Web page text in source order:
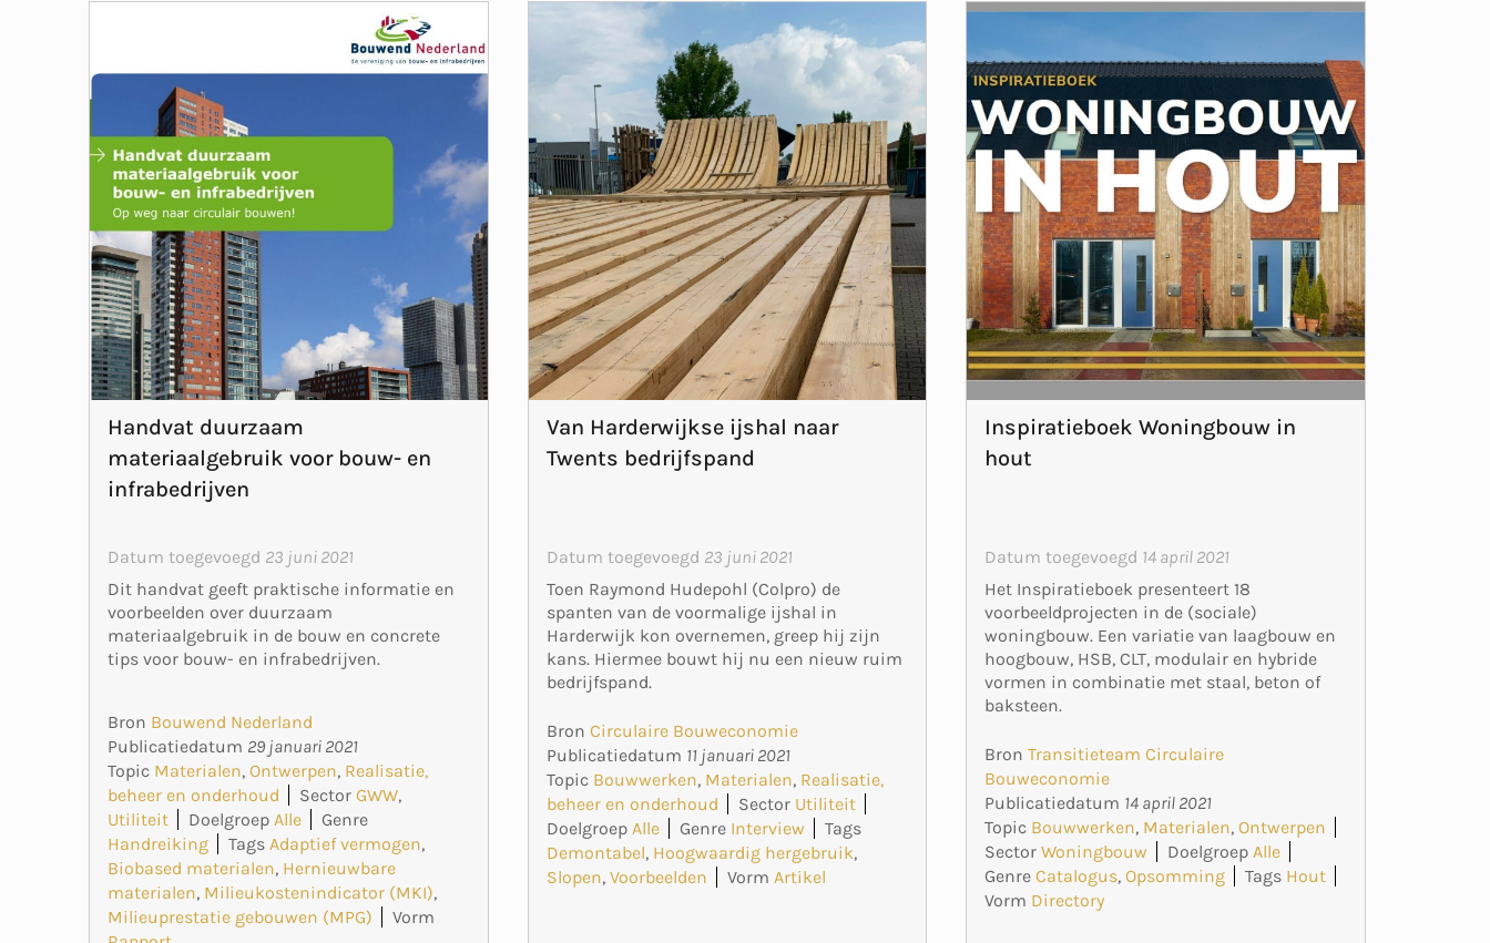
Handvat duurzaam
materiaalgebruik voor bouw- en
infrabedrijven
Datum toegevoegd 23 juni 2021
Dit handvat geeft praktische informatie en
voorbeelden over duurzaam
materiaalgebruik in de bouw en concrete
tips voor bouw- en infrabedrijven.
Bron Bouwend Nederland
Publicatiedatum 29 januari 2021
Topic Materialen, Ontwerpen, Realisatie,
beheer en onderhoud
Sector GWW,
Utiliteit
Doelgroep Alle
Genre
Handreiking
Tags Adaptief vermogen,
Biobased materialen, Hernieuwbare
materialen, Milieukostenindicator (MKI),
Milieuprestatie gebouwen (MPG)
Vorm
Van Harderwijkse ijshal naar
Twents bedrijfspand
Datum toegevoegd 23 juni 2021
Toen Raymond Hudepohl (Colpro) de
spanten van de voormalige ijshal in
Harderwijk kon overnemen, greep hij zijn
kans. Hiermee bouwt hij nu een nieuw ruim
bedrijfspand.
Bron Circulaire Bouweconomie
Publicatiedatum 11 januari 2021
Topic Bouwwerken, Materialen, Realisatie,
beheer en onderhoud
Sector Utiliteit
Doelgroep Alle Genre Interview
Tags
Demontabel, Hoogwaardig hergebruik,
Slopen, Voorbeelden Vorm Artikel
Inspiratieboek Woningbouw in
hout
Datum toegevoegd 14 april 2021
Het Inspiratieboek presenteert 18
voorbeeldprojecten in de (sociale)
woningbouw. Een variatie van laagbouw en
hoogbouw, HSB, CLT, modulair en hybride
vormen in combinatie met staal, beton of
baksteen.
BronTransitieteam Circulaire
Bouweconomie
Publicatiedatum 14 april 2021
Topic Bouwwerken, Materialen,Ontwerpen
Sector Woningbouw Doelgroep Alle
Genre Catalogus,Opsomming Tags Hout
Vorm Directory